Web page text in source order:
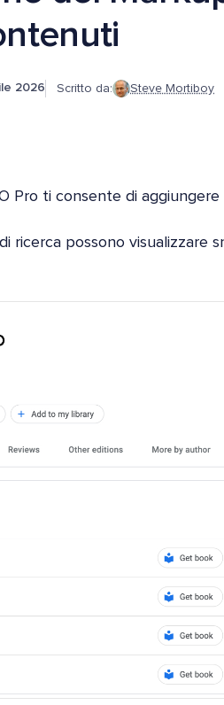
2026 Scritto da: Steve Mortiboy
Pro ti consente di
ricerca possono visualizzare